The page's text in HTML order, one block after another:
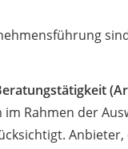
Rahmen der